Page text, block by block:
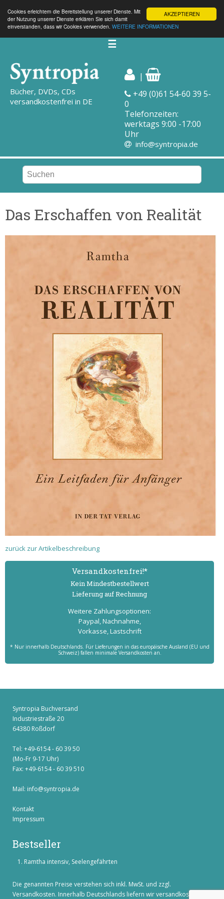
AKZEPTIEREN
Cookies erleichtern die Bereitstellung unserer Dienste. Mit
der Nutzung unserer Dienste erklären Sie sich damit
einverstanden, dass wir Cookies verwenden. WEITERE INFORMATIONEN
☰
Bücher, DVDs, CDs
versandkostenfrei in DE
|
+49 (0)61 54-60 39 5-
0
Telefonzeiten:
werktags 9:00 -17:00
Uhr
info@syntropia.de
Das Erschaffen von Realität
zurück zur Artikelbeschreibung
Versand­kostenfrei!*
Kein Mindest­bestell­wert
Lieferung auf Rechnung
Weitere Zahlungs­optionen:
Paypal, Nachnahme,
Vorkasse, Lastschrift
* Nur innerhalb Deutschlands. Für Lieferungen in das europäische Ausland (EU und
Schweiz) fallen minimale Versandkosten an.
Syntropia Buchversand
Industriestraße 20
64380 Roßdorf
Tel: +49-6154 - 60 39 50
(Mo-Fr 9-17 Uhr)
Fax: +49-6154 - 60 39 510
Mail: info@syntropia.de
Kontakt
Impressum
Bestseller
Ramtha intensiv, Seelengefährten
Die genannten Preise verstehen sich inkl. MwSt. und zzgl.
Versandkosten. Innerhalb Deutschlands liefern wir versandkostenfrei!